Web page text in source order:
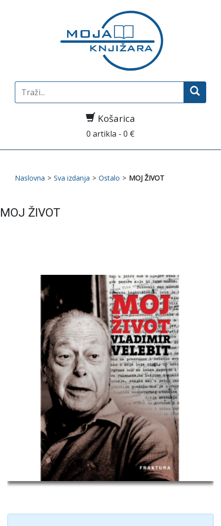
Search
for:
Košarica
0 artikla - 0 €
Naslovna > Sva izdanja > Ostalo > MOJ ŽIVOT
MOJ ŽIVOT